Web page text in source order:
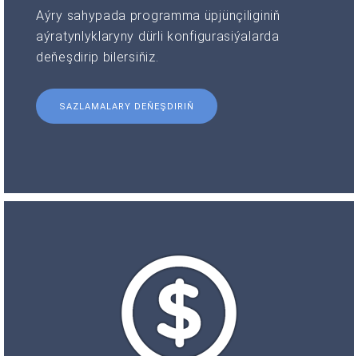
Aýry sahypada programma üpjünçiliginiň
aýratynlyklaryny dürli konfigurasiýalarda
deňeşdirip bilersiňiz.
SAZLAMALARY DEŇEŞDIRIŇ